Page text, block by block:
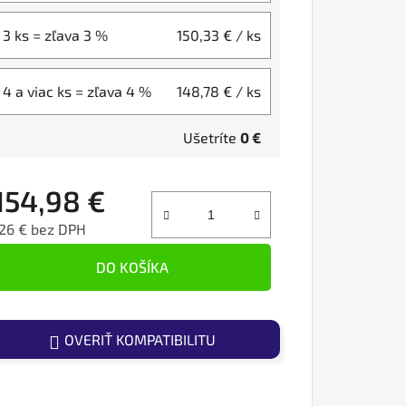
3 ks = zľava 3 % 150,33 € / ks
4 a viac ks = zľava 4 % 148,78 € / ks
Ušetríte 0 €
€
€ bez DPH
DO KOŠÍKA
OVERIŤ KOMPATIBILITU